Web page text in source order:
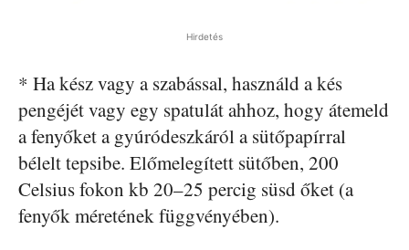
Hirdetés
* Ha kész vagy a szabással, használd a kés
pengéjét vagy egy spatulát ahhoz, hogy átemeld
a fenyőket a gyúródeszkáról a sütőpapírral
bélelt tepsibe. Előmelegített sütőben, 200
Celsius fokon kb 20–25 percig süsd őket (a
fenyők méretének függvényében).